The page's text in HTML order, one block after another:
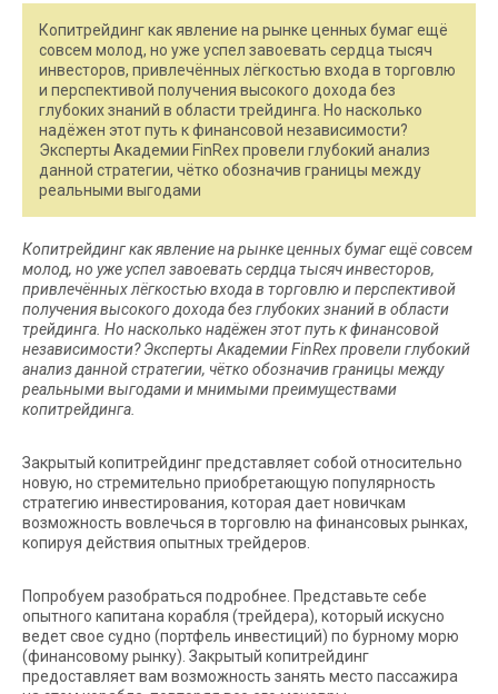
Копитрейдинг как явление на рынке ценных бумаг ещё
совсем молод, но уже успел завоевать сердца тысяч
инвесторов, привлечённых лёгкостью входа в торговлю
и перспективой получения высокого дохода без
глубоких знаний в области трейдинга. Но насколько
надёжен этот путь к финансовой независимости?
Эксперты Академии FinRex провели глубокий анализ
данной стратегии, чётко обозначив границы между
реальными выгодами
Копитрейдинг как явление на рынке ценных бумаг ещё совсем
молод, но уже успел завоевать сердца тысяч инвесторов,
привлечённых лёгкостью входа в торговлю и перспективой
получения высокого дохода без глубоких знаний в области
трейдинга. Но насколько надёжен этот путь к финансовой
независимости? Эксперты Академии FinRex провели глубокий
анализ данной стратегии, чётко обозначив границы между
реальными выгодами и мнимыми преимуществами
копитрейдинга.
Закрытый копитрейдинг представляет собой относительно
новую, но стремительно приобретающую популярность
стратегию инвестирования, которая дает новичкам
возможность вовлечься в торговлю на финансовых рынках,
копируя действия опытных трейдеров.
Попробуем разобраться подробнее. Представьте себе
опытного капитана корабля (трейдера), который искусно
ведет свое судно (портфель инвестиций) по бурному морю
(финансовому рынку). Закрытый копитрейдинг
предоставляет вам возможность занять место пассажира